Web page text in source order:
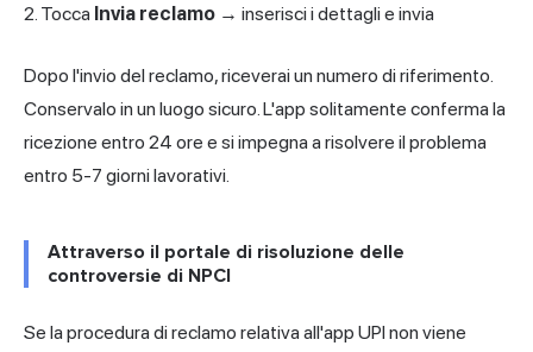
2. Tocca Invia reclamo → inserisci i dettagli e invia
Dopo l'invio del reclamo, riceverai un numero di riferimento.
Conservalo in un luogo sicuro. L'app solitamente conferma la
ricezione entro 24 ore e si impegna a risolvere il problema
entro 5-7 giorni lavorativi.
Attraverso il portale di risoluzione delle
controversie di NPCI
Se la procedura di reclamo relativa all'app UPI non viene